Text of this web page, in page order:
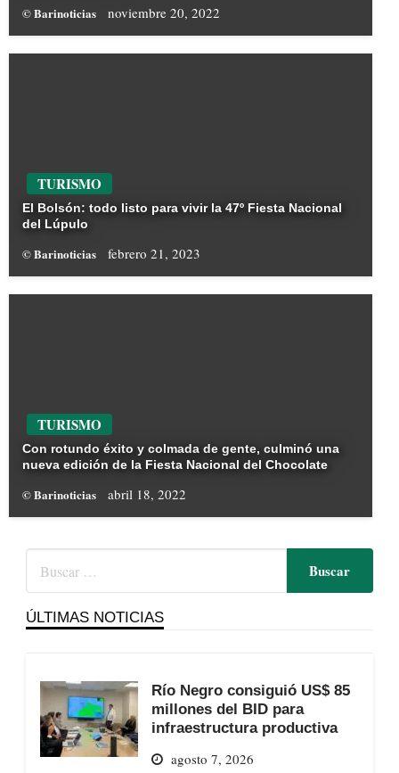
© Barinoticias noviembre 20, 2022
TURISMO
El Bolsón: todo listo para vivir la 47º Fiesta Nacional
del Lúpulo
© Barinoticias febrero 21, 2023
TURISMO
Con rotundo éxito y colmada de gente, culminó una
nueva edición de la Fiesta Nacional del Chocolate
© Barinoticias abril 18, 2022
ÚLTIMAS NOTICIAS
Río Negro consiguió US$ 85
millones del BID para
infraestructura productiva
agosto 7, 2026